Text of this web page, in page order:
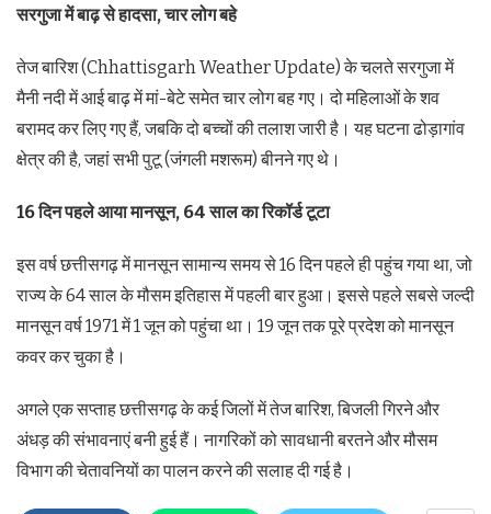
सरगुजा में बाढ़ से हादसा, चार लोग बहे
तेज बारिश (Chhattisgarh Weather Update) के चलते सरगुजा में
मैनी नदी में आई बाढ़ में मां-बेटे समेत चार लोग बह गए। दो महिलाओं के शव
बरामद कर लिए गए हैं, जबकि दो बच्चों की तलाश जारी है। यह घटना ढोड़ागांव
क्षेत्र की है, जहां सभी पुटू (जंगली मशरूम) बीनने गए थे।
16 दिन पहले आया मानसून, 64 साल का रिकॉर्ड टूटा
इस वर्ष छत्तीसगढ़ में मानसून सामान्य समय से 16 दिन पहले ही पहुंच गया था, जो
राज्य के 64 साल के मौसम इतिहास में पहली बार हुआ। इससे पहले सबसे जल्दी
मानसून वर्ष 1971 में 1 जून को पहुंचा था। 19 जून तक पूरे प्रदेश को मानसून
कवर कर चुका है।
अगले एक सप्ताह छत्तीसगढ़ के कई जिलों में तेज बारिश, बिजली गिरने और
अंधड़ की संभावनाएं बनी हुई हैं। नागरिकों को सावधानी बरतने और मौसम
विभाग की चेतावनियों का पालन करने की सलाह दी गई है।